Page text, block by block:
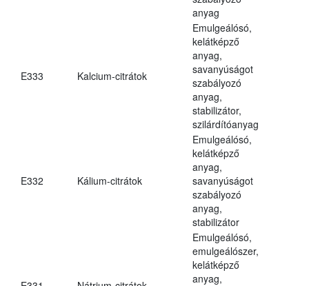
anyag
E333 Kalcium-citrátok
Emulgeálósó,
kelátképző
anyag,
savanyúságot
szabályozó
anyag,
stabilizátor,
szilárdítóanyag
E332 Kálium-citrátok
Emulgeálósó,
kelátképző
anyag,
savanyúságot
szabályozó
anyag,
stabilizátor
Emulgeálósó,
emulgeálószer,
kelátképző
anyag,